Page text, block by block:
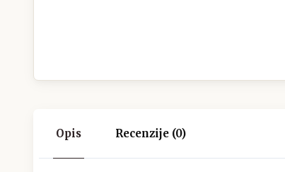
Opis Recenzije (0)